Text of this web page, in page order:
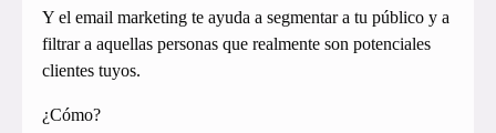
Y el email marketing te ayuda a segmentar a tu público y a
filtrar a aquellas personas que realmente son potenciales
clientes tuyos.
¿Cómo?